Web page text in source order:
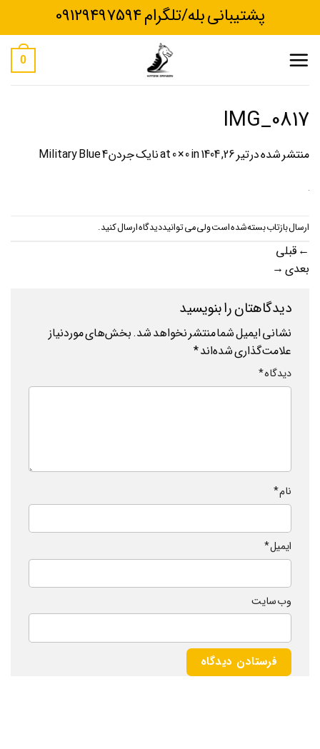
پشتیبانی بله/تلگرام 09129497594
0
IMG_0817
منتشر شده درتیر 26, 1404 0 × 0in نایک جردن 4 Military Blue
ارسال بازتاب بسته شده است ولی می توانیددیدگاه ارسال کنید.
← قبلی
بعدی →
دیدگاهتان را بنویسید
نشانی ایمیل شما منتشر نخواهد شد.بخش‌های موردنیاز
علامت‌گذاری شده‌اند*
دیدگاه*
نام*
ایمیل*
وب‌ سایت